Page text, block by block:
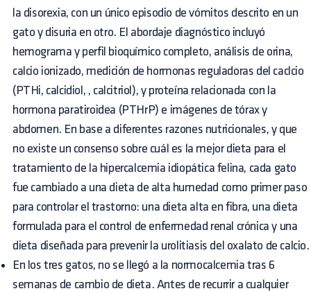
la disorexia, con un único episodio de vómitos descrito en un
gato y disuria en otro. El abordaje diagnóstico incluyó
hemograma y perfil bioquímico completo, análisis de orina,
calcio ionizado, medición de hormonas reguladoras del caclcio
(PTHi, calcidiol, , calcitriol), y proteína relacionada con la
hormona paratiroidea (PTHrP) e imágenes de tórax y
abdomen. En base a diferentes razones nutricionales, y que
no existe un consenso sobre cuál es la mejor dieta para el
tratamiento de la hipercalcemia idiopática felina, cada gato
fue cambiado a una dieta de alta humedad como primer paso
para controlar el trastorno: una dieta alta en fibra, una dieta
formulada para el control de enfermedad renal crónica y una
dieta diseñada para prevenir la urolitiasis del oxalato de calcio.
En los tres gatos, no se llegó a la normocalcemia tras 6
semanas de cambio de dieta. Antes de recurrir a cualquier